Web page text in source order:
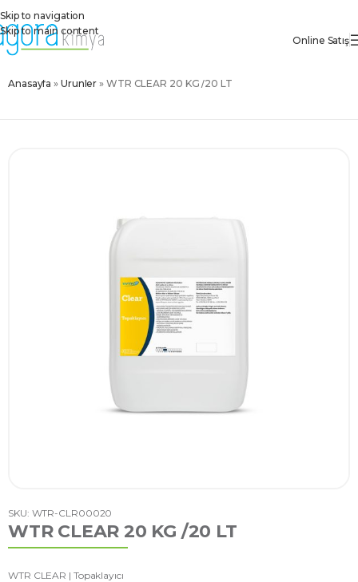
Skip to navigation
Skip to main content
Online Satış
Anasayfa » Ürünler » WTR CLEAR 20 KG /20 LT
SKU: WTR-CLR00020
WTR CLEAR 20 KG /20 LT
WTR CLEAR | Topaklayıcı